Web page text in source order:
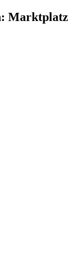
Marktplatz